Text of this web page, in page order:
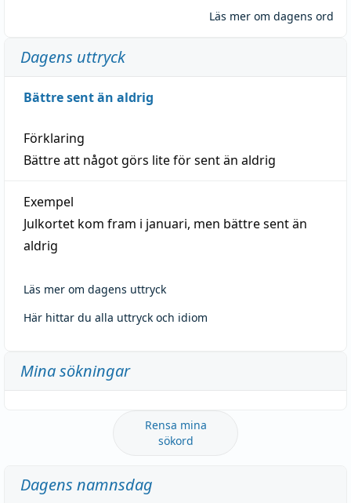
Läs mer om dagens ord
Dagens uttryck
Bättre sent än aldrig
Förklaring
Bättre att något görs lite för sent än aldrig
Exempel
Julkortet kom fram i januari, men bättre sent än
aldrig
Läs mer om dagens uttryck
Här hittar du alla uttryck och idiom
Mina sökningar
Rensa mina
sökord
Dagens namnsdag